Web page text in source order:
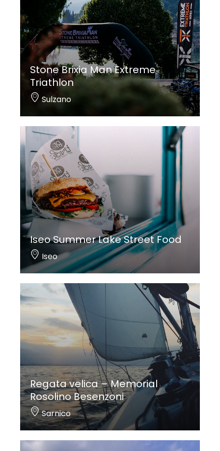
Stone Brixia Man Extreme
Triathlon
Sulzano
Iseo Summer Lake Street Food
Iseo
Regata velica – Memorial
Rosolino Besenzoni
Sarnico